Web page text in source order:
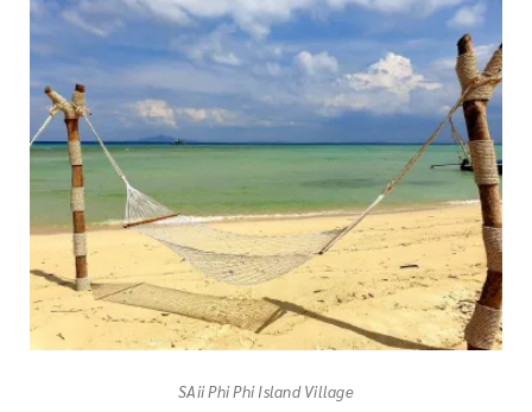
SAii Phi Phi Island Village